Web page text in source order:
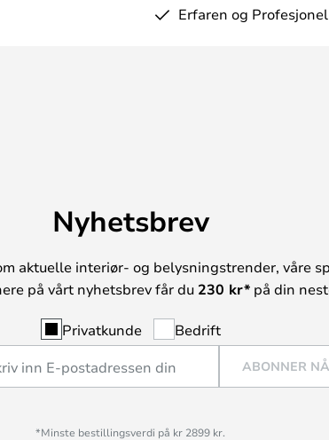
Erfaren og
Nyhetsbrev
aktuelle interiør- og belysningstrender, våre
på vårt nyhetsbrev får du 230 kr*på din
Privatkunde Bedrift
ABONNER NÅ
*Minste bestillingsverdi på kr 2899 kr.